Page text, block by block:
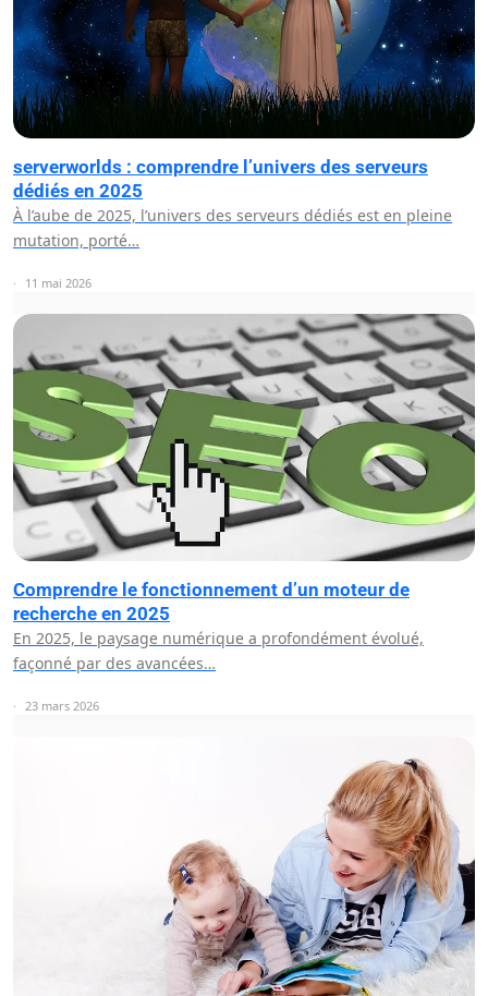
serverworlds : comprendre l’univers des serveurs
dédiés en 2025
À l’aube de 2025, l’univers des serveurs dédiés est en pleine
mutation, porté…
11 mai 2026
Comprendre le fonctionnement d’un moteur de
recherche en 2025
En 2025, le paysage numérique a profondément évolué,
façonné par des avancées…
23 mars 2026